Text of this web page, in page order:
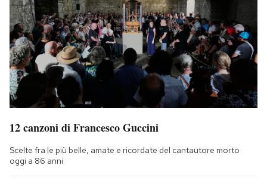
12 canzoni di Francesco Guccini
Scelte fra le più belle, amate e ricordate del cantautore morto
oggi a 86 anni